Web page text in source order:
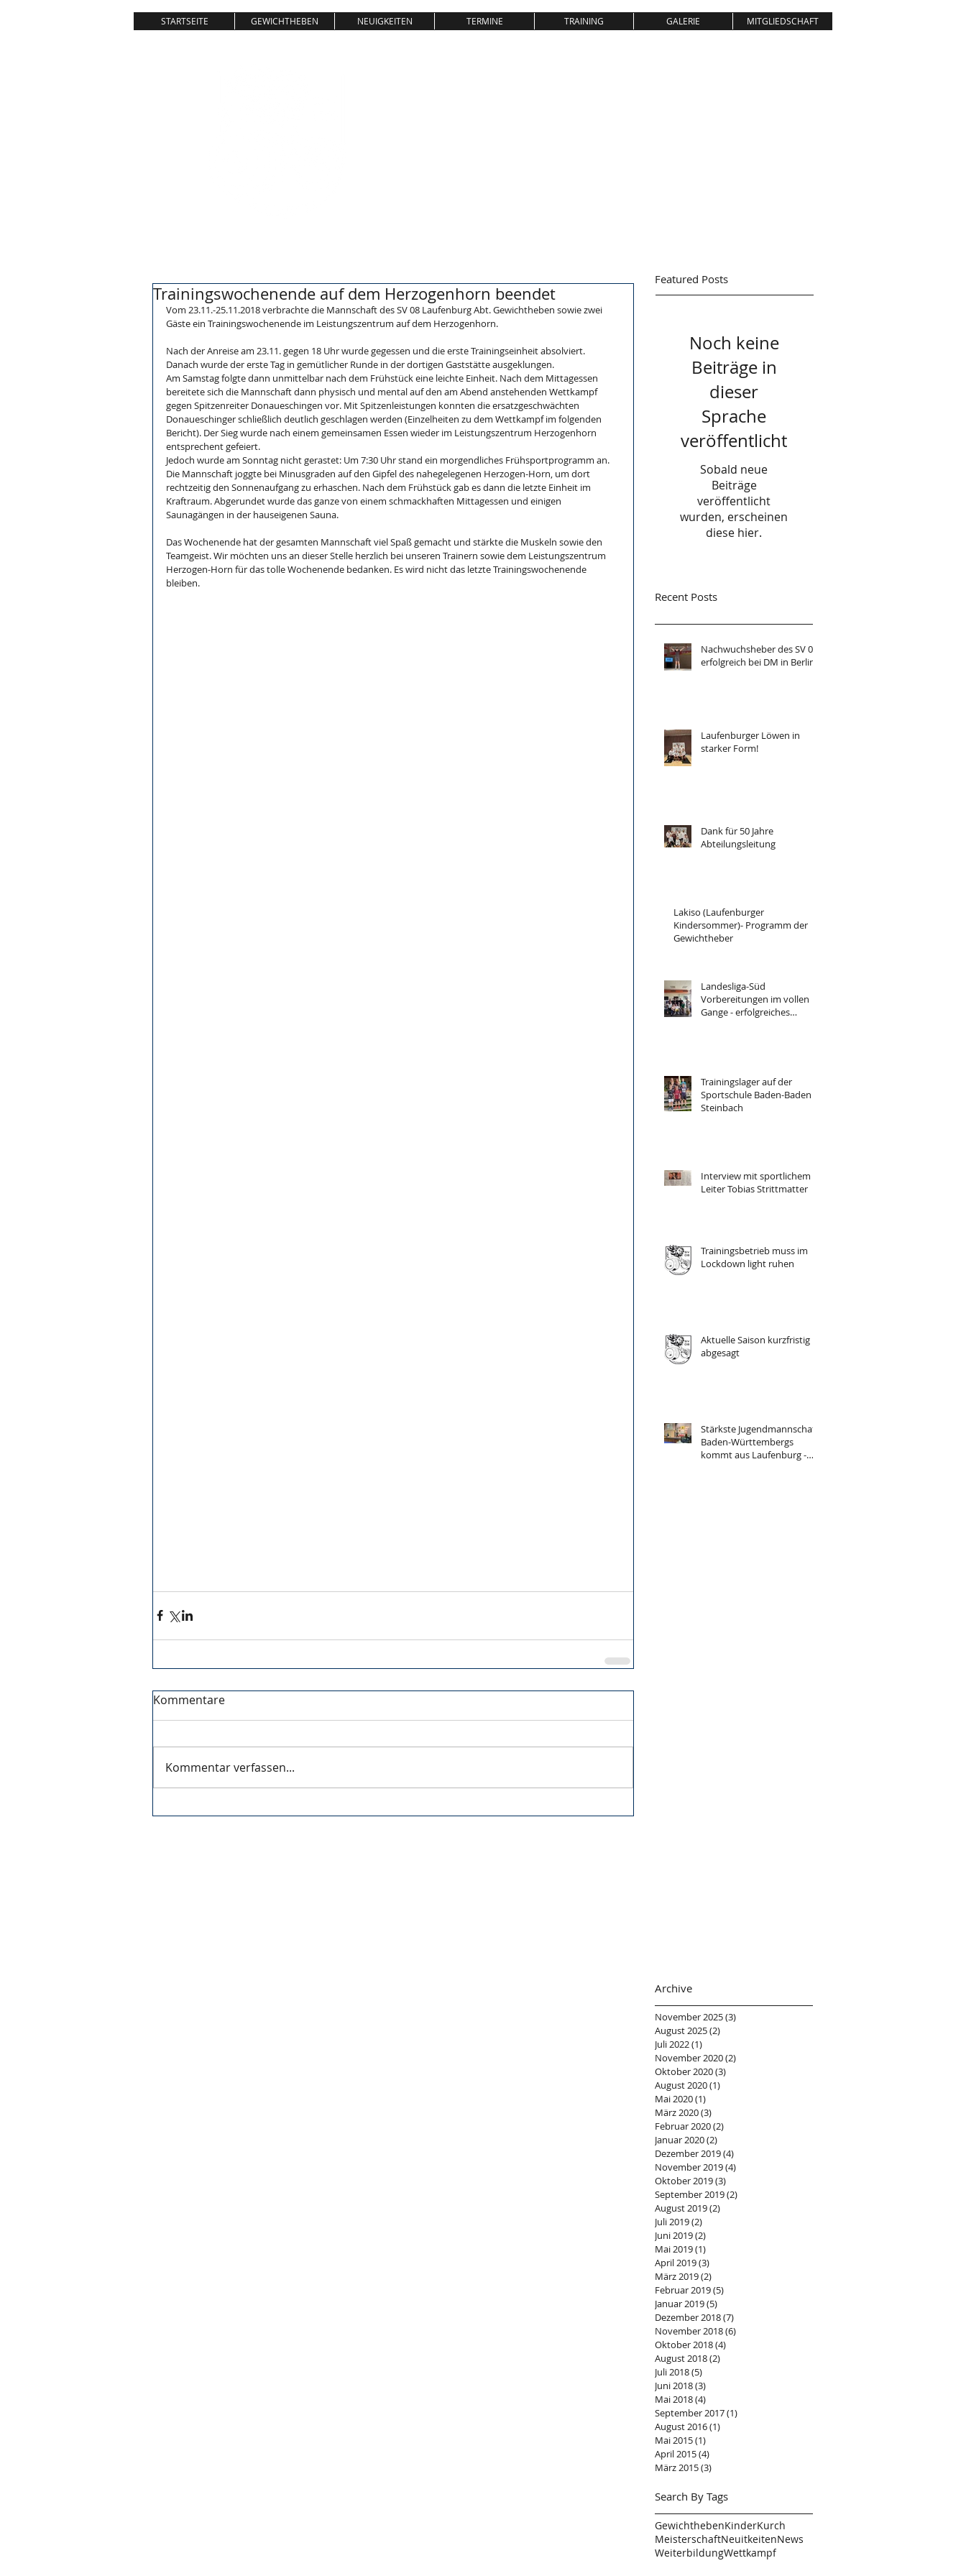
STARTSEITE GEWICHTHEBEN NEUIGKEITEN TERMINE TRAINING GALERIE MITGLIEDSCHAFT
Trainingswochenende auf dem Herzogenhorn beendet
Vom 23.11.-25.11.2018 verbrachte die Mannschaft des SV 08 Laufenburg Abt. Gewichtheben sowie zwei
Gäste ein Trainingswochenende im Leistungszentrum auf dem Herzogenhorn.
Nach der Anreise am 23.11. gegen 18 Uhr wurde gegessen und die erste Trainingseinheit absolviert.
Danach wurde der erste Tag in gemütlicher Runde in der dortigen Gaststätte ausgeklungen.
Am Samstag folgte dann unmittelbar nach dem Frühstück eine leichte Einheit. Nach dem Mittagessen
bereitete sich die Mannschaft dann physisch und mental auf den am Abend anstehenden Wettkampf
gegen Spitzenreiter Donaueschingen vor. Mit Spitzenleistungen konnten die ersatzgeschwächten
Donaueschinger schließlich deutlich geschlagen werden (Einzelheiten zu dem Wettkampf im folgenden
Bericht). Der Sieg wurde nach einem gemeinsamen Essen wieder im Leistungszentrum Herzogenhorn
entsprechent gefeiert.
Jedoch wurde am Sonntag nicht gerastet: Um 7:30 Uhr stand ein morgendliches Frühsportprogramm an.
Die Mannschaft joggte bei Minusgraden auf den Gipfel des nahegelegenen Herzogen-Horn, um dort
rechtzeitig den Sonnenaufgang zu erhaschen. Nach dem Frühstück gab es dann die letzte Einheit im
Kraftraum. Abgerundet wurde das ganze von einem schmackhaften Mittagessen und einigen
Saunagängen in der hauseigenen Sauna.
Das Wochenende hat der gesamten Mannschaft viel Spaß gemacht und stärkte die Muskeln sowie den
Teamgeist. Wir möchten uns an dieser Stelle herzlich bei unseren Trainern sowie dem Leistungszentrum
Herzogen-Horn für das tolle Wochenende bedanken. Es wird nicht das letzte Trainingswochenende
bleiben.
Kommentare
Kommentar verfassen...
Featured Posts
Noch keine
Beiträge in
dieser
Sprache
veröffentlicht
Sobald neue
Beiträge
veröffentlicht
wurden, erscheinen
diese hier.
Recent Posts
Nachwuchsheber des SV 08
erfolgreich bei DM in Berlin
Laufenburger Löwen in
starker Form!
Dank für 50 Jahre
Abteilungsleitung
Lakiso (Laufenburger
Kindersommer)- Programm der
Gewichtheber
Landesliga-Süd
Vorbereitungen im vollen
Gange - erfolgreiches
Trainingslager auf der
Sportschule Baden-Baden
Steinbach
Interview mit sportlichem
Leiter Tobias Strittmatter
Trainingsbetrieb muss im
Lockdown light ruhen
Aktuelle Saison kurzfristig
abgesagt
Stärkste Jugendmannschaft
Baden-Württembergs
kommt aus Laufenburg -
Archive
November 2025(3)
August 2025(2)
Juli 2022(1)
November 2020(2)
Oktober 2020(3)
August 2020(1)
Mai 2020(1)
März 2020(3)
Februar 2020(2)
Januar 2020(2)
Dezember 2019(4)
November 2019(4)
Oktober 2019(3)
September 2019(2)
August 2019(2)
Juli 2019(2)
Juni 2019(2)
Mai 2019(1)
April 2019(3)
März 2019(2)
Februar 2019(5)
Januar 2019(5)
Dezember 2018(7)
November 2018(6)
Oktober 2018(4)
August 2018(2)
Juli 2018(5)
Juni 2018(3)
Mai 2018(4)
September 2017(1)
August 2016(1)
Mai 2015(1)
April 2015(4)
März 2015(3)
Search By Tags
GewichthebenKinderKurch
MeisterschaftNeuitkeitenNews
WeiterbildungWettkampf